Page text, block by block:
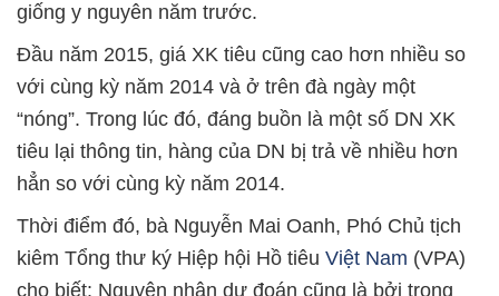
giống y nguyên năm trước.
Đầu năm 2015, giá XK tiêu cũng cao hơn nhiều so
với cùng kỳ năm 2014 và ở trên đà ngày một
“nóng”. Trong lúc đó, đáng buồn là một số DN XK
tiêu lại thông tin, hàng của DN bị trả về nhiều hơn
hẳn so với cùng kỳ năm 2014.
Thời điểm đó, bà Nguyễn Mai Oanh, Phó Chủ tịch
kiêm Tổng thư ký Hiệp hội Hồ tiêu Việt Nam (VPA)
cho biết: Nguyên nhân dự đoán cũng là bởi trong